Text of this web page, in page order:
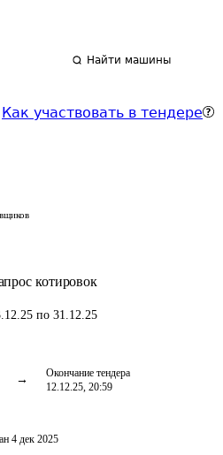
Найти машины
Как участвовать в тендере
котировок
по 31.12.25
Окончание тендера
12.12.25, 20:59
4 дек 2025